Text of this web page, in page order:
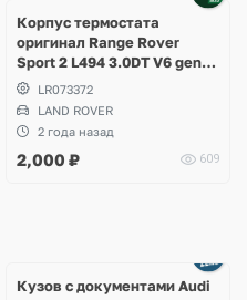
Корпус термостата
оригинал Range Rover
Sport 2 L494 3.0DT V6 gen2
Twin-turbo
LR073372
LAND ROVER
2 года назад
2,000 ₽ 609
Кузов с документами Audi